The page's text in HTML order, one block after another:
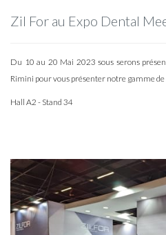
Zil For au Expo Dental
Du 10 au 20 Mai 2023 sous serons
Rimini pour vous présenter notre gamme
Hall A2 - Stand 34